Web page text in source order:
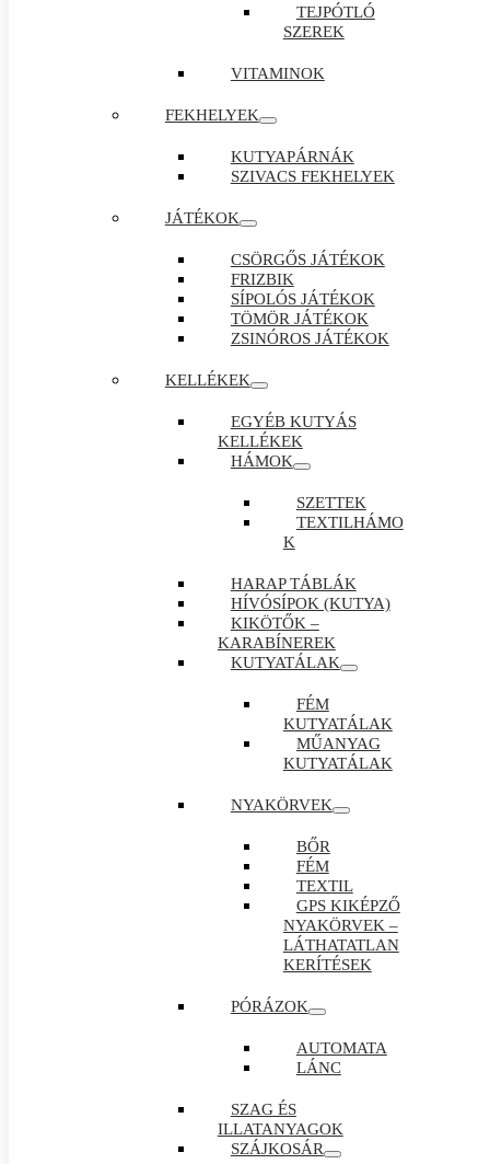
TEJPÓTLÓ
SZEREK
VITAMINOK
FEKHELYEK
KUTYAPÁRNÁK
SZIVACS FEKHELYEK
JÁTÉKOK
CSÖRGŐS JÁTÉKOK
FRIZBIK
SÍPOLÓS JÁTÉKOK
TÖMÖR JÁTÉKOK
ZSINÓROS JÁTÉKOK
KELLÉKEK
EGYÉB KUTYÁS
KELLÉKEK
HÁMOK
SZETTEK
TEXTILHÁMO
K
HARAP TÁBLÁK
HÍVÓSÍPOK (KUTYA)
KIKÖTŐK –
KARABÍNEREK
KUTYATÁLAK
FÉM
KUTYATÁLAK
MŰANYAG
KUTYATÁLAK
NYAKÖRVEK
BŐR
FÉM
TEXTIL
GPS KIKÉPZŐ
NYAKÖRVEK –
LÁTHATATLAN
KERÍTÉSEK
PÓRÁZOK
AUTOMATA
LÁNC
SZAG ÉS
ILLATANYAGOK
SZÁJKOSÁR